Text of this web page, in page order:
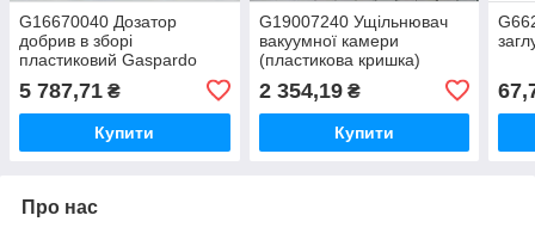
G16670040 Дозатор
добрив в зборі
пластиковий Gaspardo
5 787,71 ₴
Купити
G19007240 Ущільнювач
вакуумної камери
(пластикова кришка)
2 354,19₴
Купити
Про нас